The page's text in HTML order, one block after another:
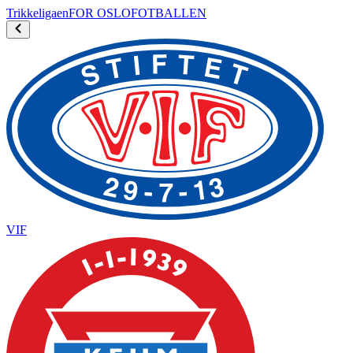
TrikkeligaenFOR OSLOFOTBALLEN
VIF